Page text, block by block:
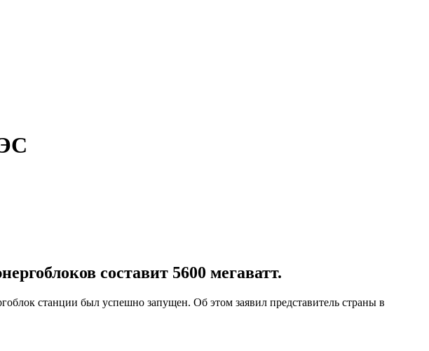
составит 5600 мегаватт.
станции был успешно запущен. Об этом заявил представитель страны в